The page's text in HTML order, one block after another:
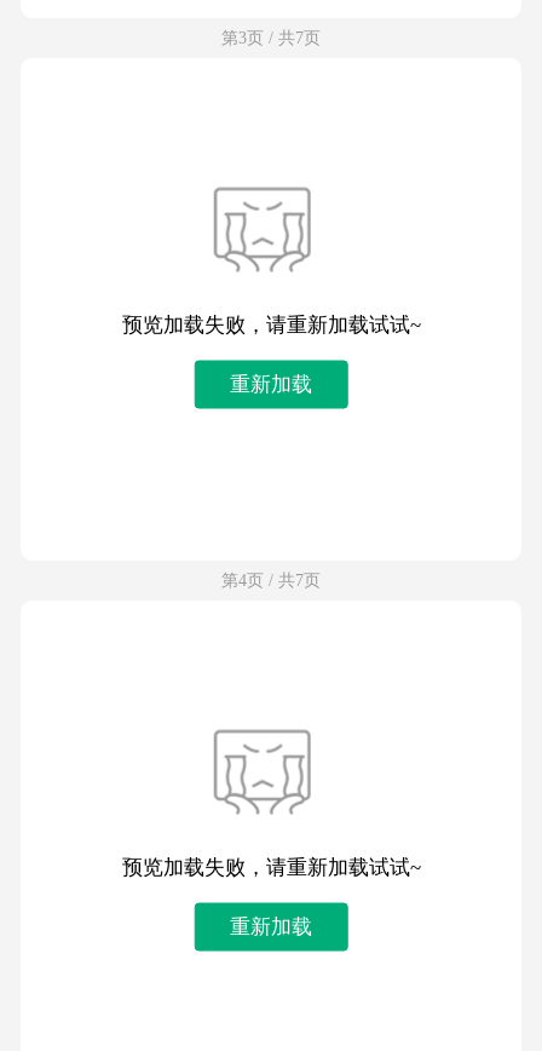
第3页 / 共7页
预览加载失败，请重新加载试试~
重新加载
第4页 / 共7页
预览加载失败，请重新加载试试~
重新加载